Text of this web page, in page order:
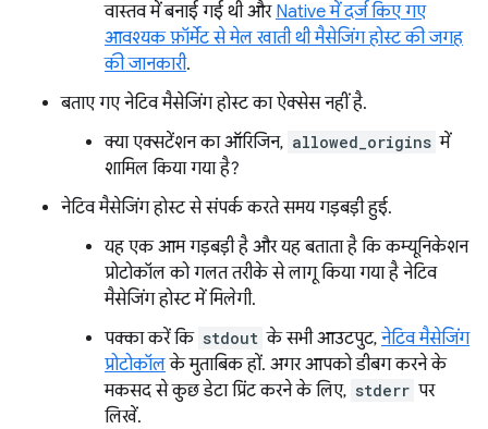
वास्तव में बनाई गई थी और Native में दर्ज किए गए
आवश्यक फ़ॉर्मेट से मेल खाती थी मैसेजिंग होस्ट की जगह
की जानकारी.
बताए गए नेटिव मैसेजिंग होस्ट का ऐक्सेस नहीं है.
क्या एक्सटेंशन का ऑरिजिन, allowed_origins में
शामिल किया गया है?
नेटिव मैसेजिंग होस्ट से संपर्क करते समय गड़बड़ी हुई.
यह एक आम गड़बड़ी है और यह बताता है कि कम्यूनिकेशन
प्रोटोकॉल को गलत तरीके से लागू किया गया है नेटिव
मैसेजिंग होस्ट में मिलेगी.
पक्का करें कि stdout के सभी आउटपुट, नेटिव मैसेजिंग
प्रोटोकॉलके मुताबिक हों. अगर आपको डीबग करने के
मकसद से कुछ डेटा प्रिंट करने के लिए, stderr पर
लिखें.